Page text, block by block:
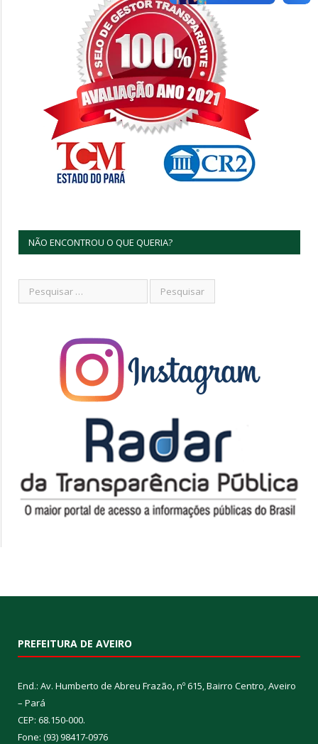
NÃO ENCONTROU O QUE QUERIA?
PREFEITURA DE AVEIRO
End.: Av. Humberto de Abreu Frazão, nº 615, Bairro Centro, Aveiro
– Pará
CEP: 68.150-000.
Fone: (93) 98417-0976